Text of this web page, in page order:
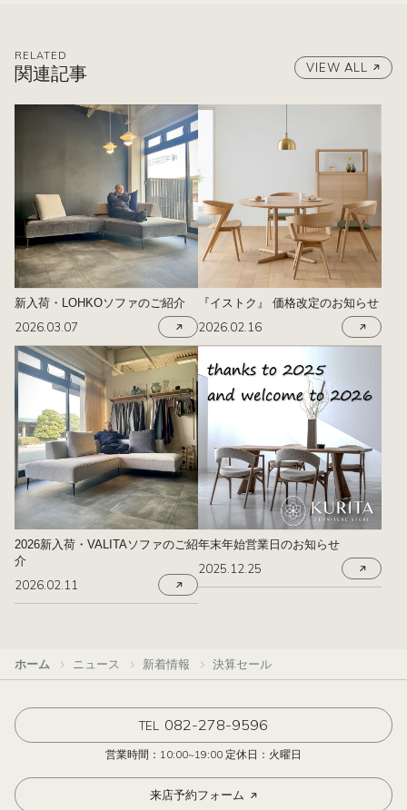
RELATED
関連記事 VIEW ALL
新入荷・LOHKOソファのご紹介
2026.03.07
『イストク』 価格改定のお知らせ
2026.02.16
2026新入荷・VALITAソファのご紹
介
2026.02.11
年末年始営業日のお知らせ
2025.12.25
ホーム ニュース 新着情報 決算セール
TEL 082-278-9596
営業時間：10:00~19:00 定休日：火曜日
来店予約フォーム